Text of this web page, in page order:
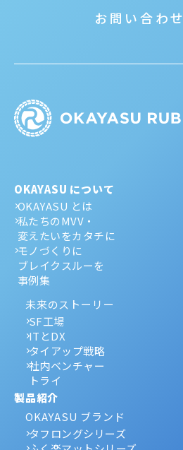
お問い合わせ
OKAYASU について
OKAYASU とは
私たちのMVV・
変えたいをカタチに
モノづくりに
ブレイクスルーを
事例集
未来のストーリー
SF工場
ITとDX
タイアップ戦略
社内ベンチャー
トライ
製品紹介
OKAYASU ブランド
タフロングシリーズ